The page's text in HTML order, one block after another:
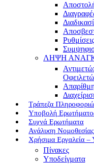
ΛΗΨΗ
Τράπεζα
Υποβολή
Συχνά Ερωτήματα
Ανάλυση Νομοθεσίας
Χρήσιμα Εργαλεία –
Πίνακες
Υποδείγματα